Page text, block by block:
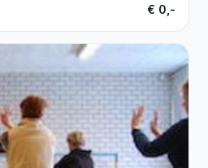
€ 0,-